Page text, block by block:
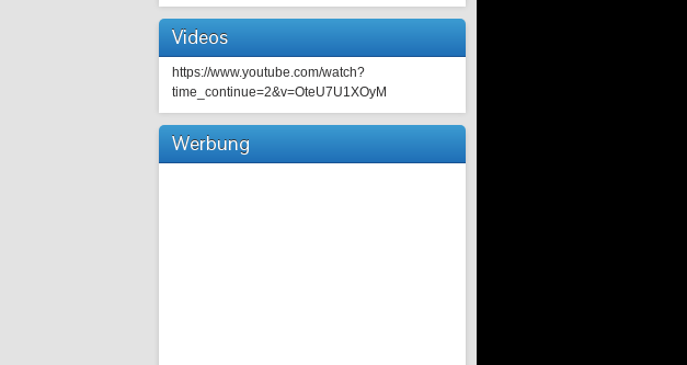
Videos
https://www.youtube.com/watch?
time_continue=2&v=OteU7U1XOyM
Werbung